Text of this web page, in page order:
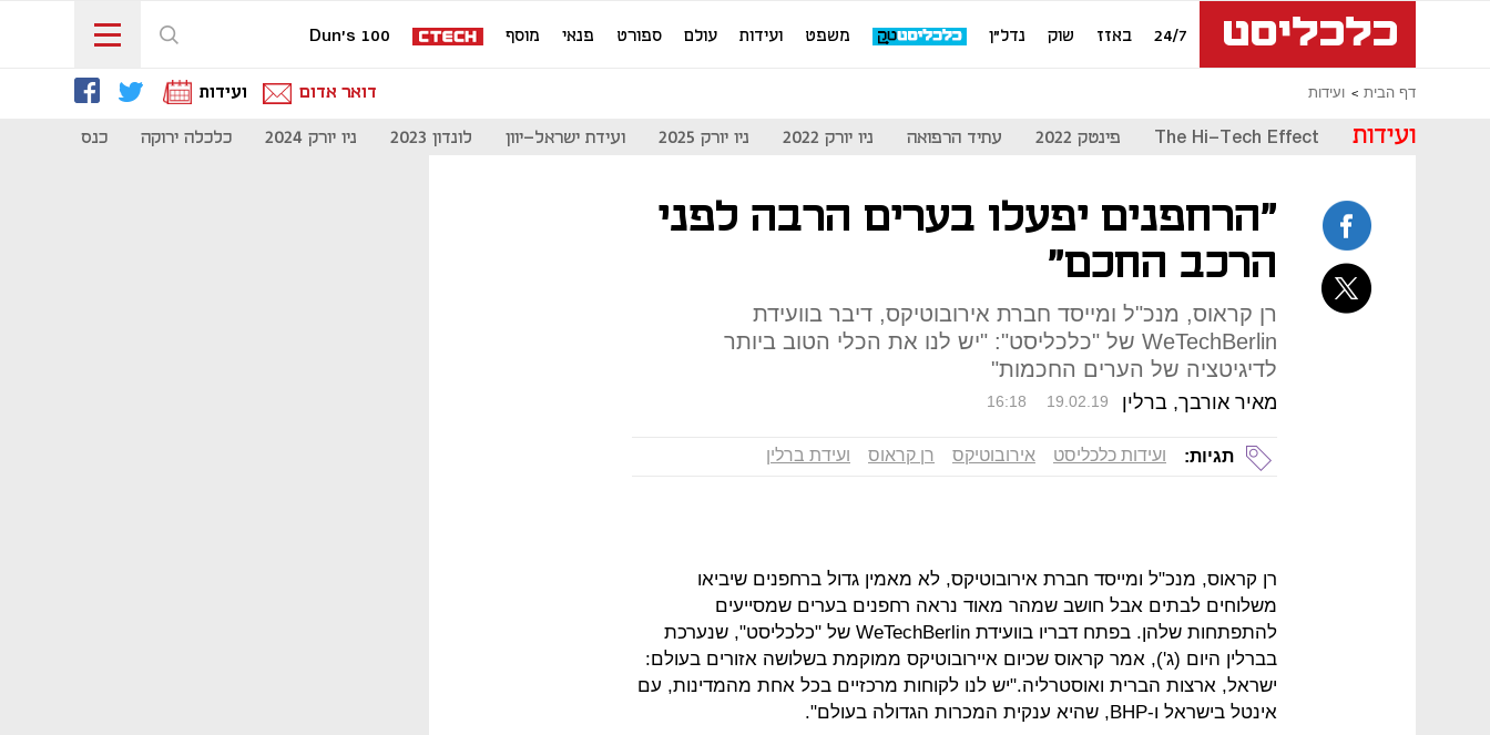
24/7 באזז שוק נדל"ן משפט ועידות עולם ספורט פנאי מוסף Dun's 100
דף הבית ועידות דואר אדום ועידות
ועידות The Hi-Tech Effect פינטק 2022 עתיד הרפואה ניו יורק 2022 ניו יורק 2025 ועידת ישראל-יוון לונדון 2023 ניו יורק 2024 כלכלה ירוקה כנס מיליון
"הרחפנים יפעלו בערים הרבה לפני
הרכב החכם"
רן קראוס, מנכ"ל ומייסד חברת אירובוטיקס, דיבר בוועידת
WeTechBerlin של "כלכליסט": "יש לנו את הכלי הטוב ביותר
לדיגיטציה של הערים החכמות"
מאיר אורבך, ברלין 16:18 19.02.19
תגיות: ועידות כלכליסט אירובוטיקס רן קראוס ועידת ברלין
רן קראוס, מנכ"ל ומייסד חברת אירובוטיקס, לא מאמין גדול ברחפנים שיביאו
משלוחים לבתים אבל חושב שמהר מאוד נראה רחפנים בערים שמסייעים
להתפתחות שלהן. בפתח דבריו בוועידת WeTechBerlin של "כלכליסט", שנערכת
בברלין היום (ג'), אמר קראוס שכיום איירובוטיקס ממוקמת בשלושה אזורים בעולם:
ישראל, ארצות הברית ואוסטרליה."יש לנו לקוחות מרכזיים בכל אחת מהמדינות, עם
אינטל בישראל ו-BHP, שהיא ענקית המכרות הגדולה בעולם".